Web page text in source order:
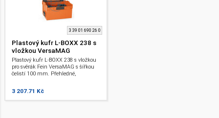
3 39 01 690 26 0
Plastový kufr L-BOXX 238 s
vložkou VersaMAG
Plastový kufr L-BOXX 238 s vložkou
pro svěrák Fein VersaMAG s šířkou
čelistí 100 mm. Přehledné,
příslušenství své místo. Lze snadno
spojovat a stohovat.
3 207.71 Kč